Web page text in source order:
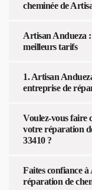
cheminée de
Artisan Andueza
meilleurs tarifs
1. Artisan
entreprise de
Voulez-vous faire
votre réparation
33410 ?
Faites confiance
réparation de